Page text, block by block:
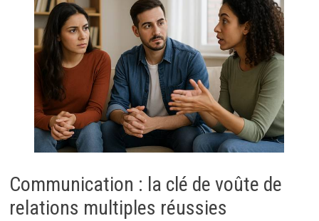
Communication : la clé de voûte de
relations multiples réussies